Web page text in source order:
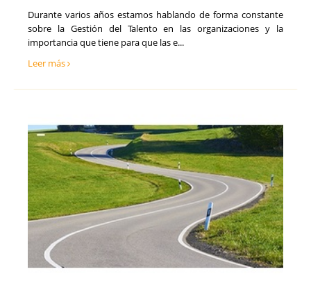
Durante varios años estamos hablando de forma constante
sobre la Gestión del Talento en las organizaciones y la
importancia que tiene para que las e...
Leer más